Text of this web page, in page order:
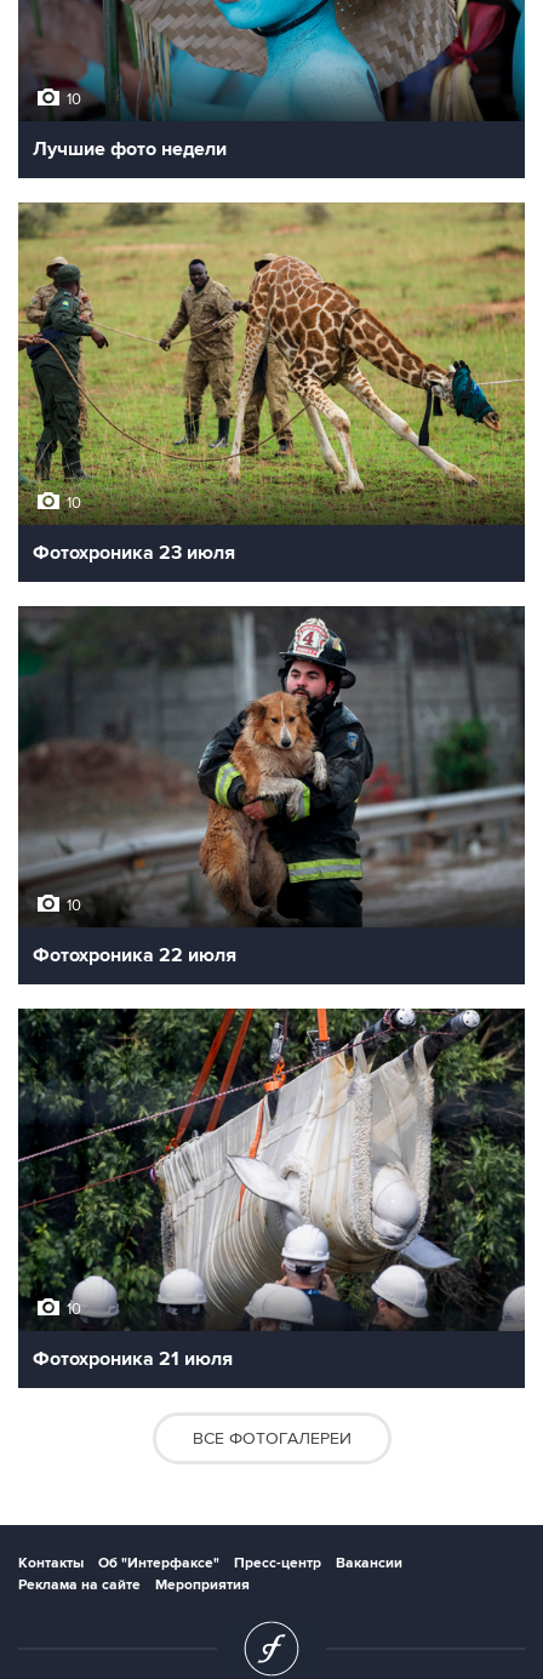
10
Лучшие фото недели
10
Фотохроника 23 июля
10
Фотохроника 22 июля
10
Фотохроника 21 июля
ВСЕ ФОТОГАЛЕРЕИ
Контакты Об "Интерфаксе" Пресс-центр
Вакансии
Реклама на сайте
Мероприятия